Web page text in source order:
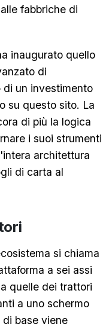
fabbriche di
inaugurato quello
di
di un investimento
su questo sito. La
di più la logica
i suoi strumenti
architettura
di carta al
si chiama
a sei assi
quelle dei trattori
a uno schermo
base viene